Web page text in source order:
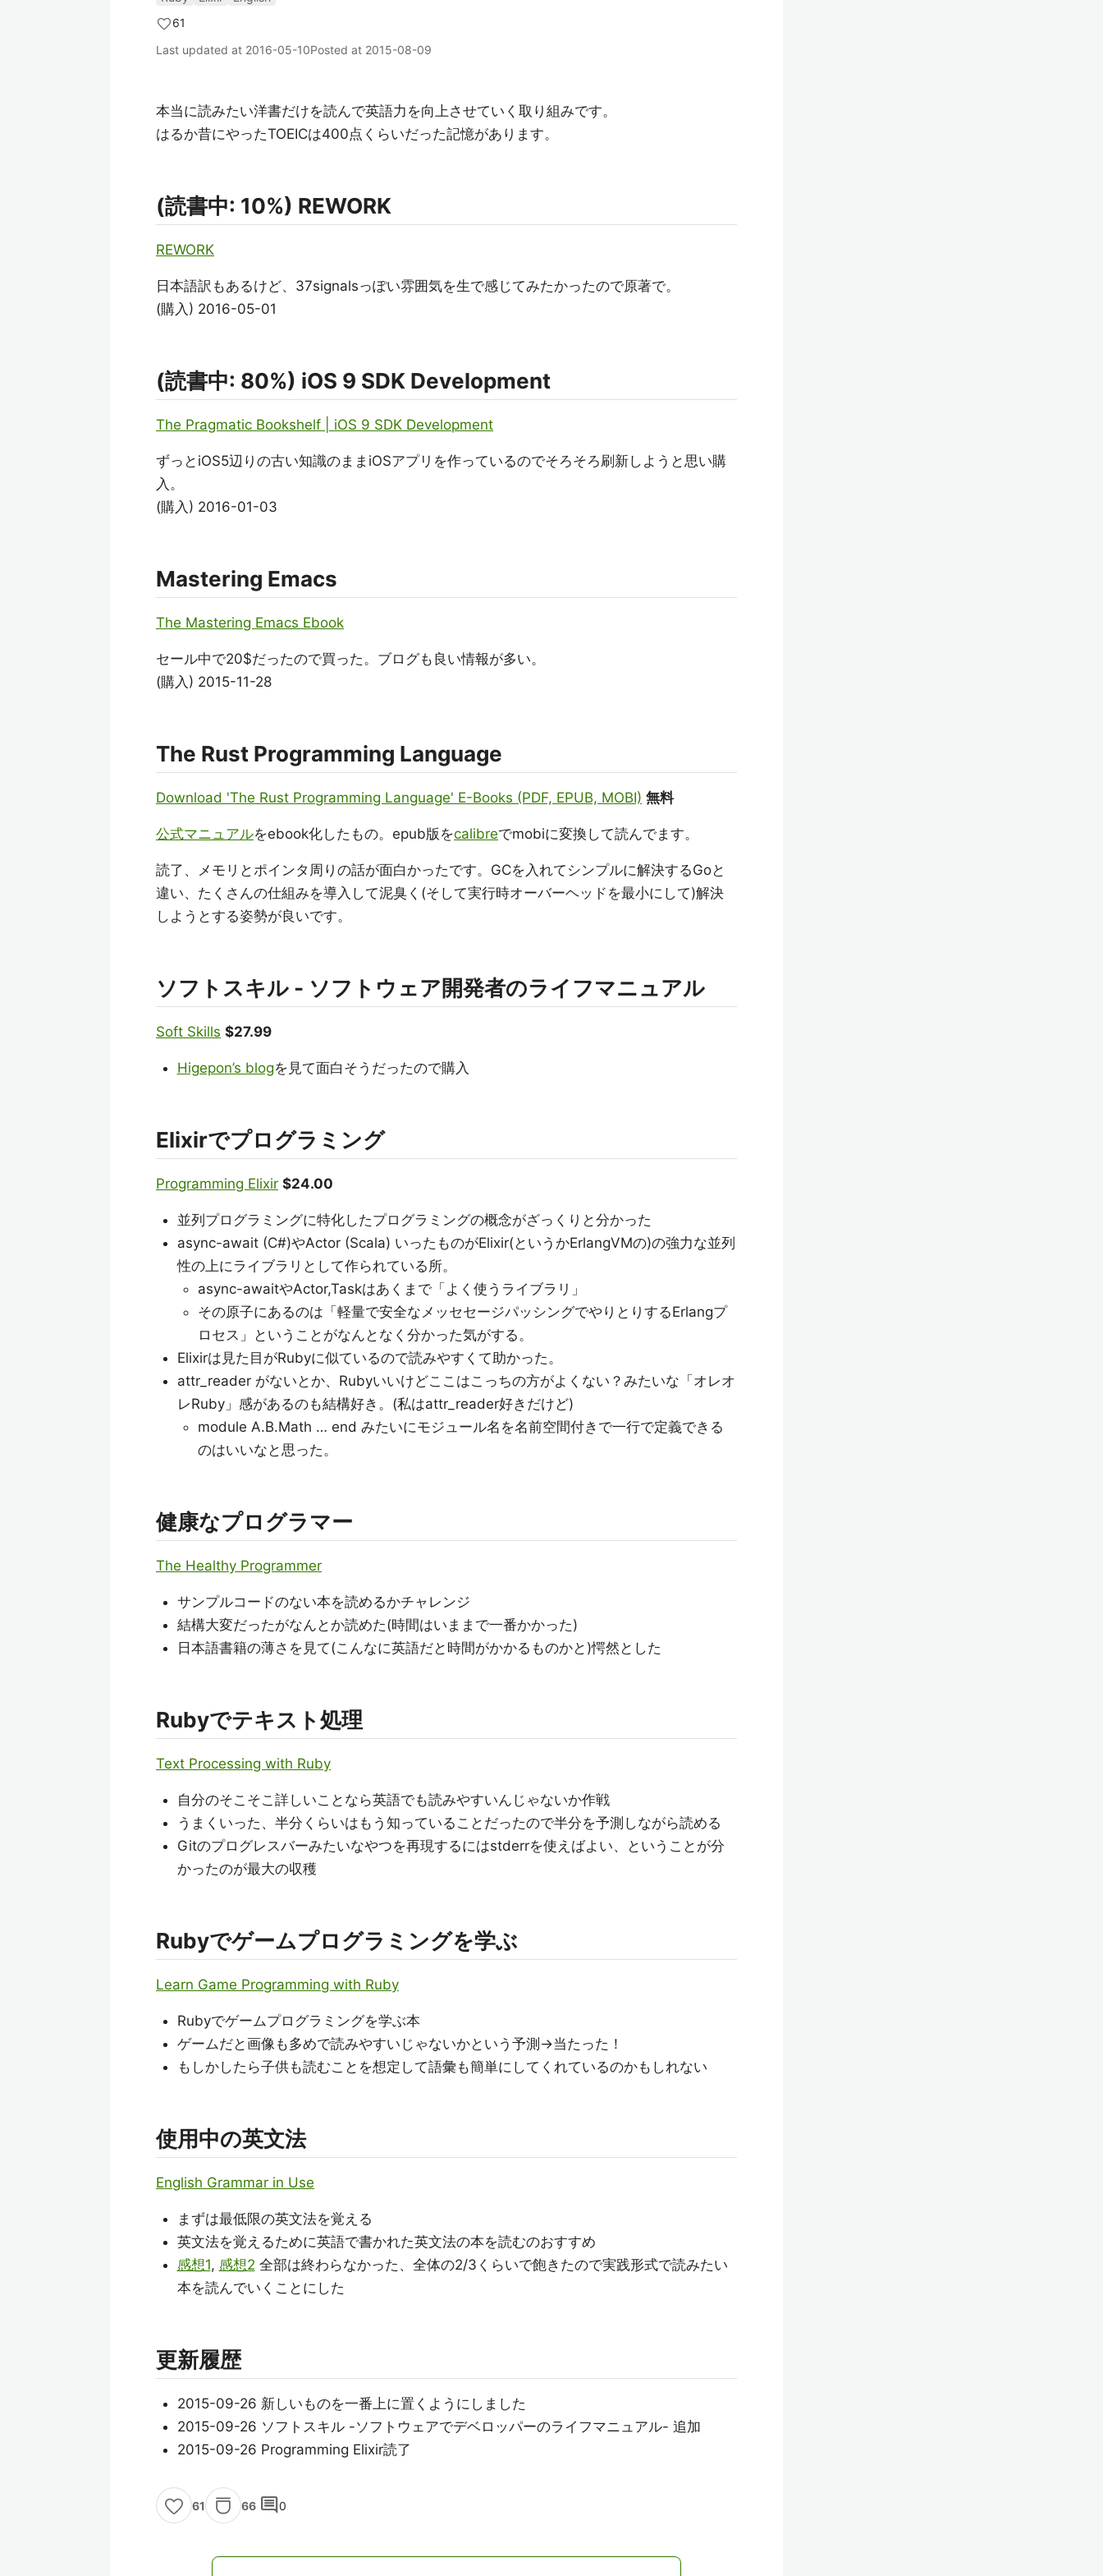
61
Last updated at 2016-05-10Posted at 2015-08-09
本当に読みたい洋書だけを読んで英語力を向上させていく取り組みです。
はるか昔にやったTOEICは400点くらいだった記憶があります。
(読書中: 10%) REWORK
REWORK
日本語訳もあるけど、37signalsっぽい雰囲気を生で感じてみたかったので原著で。
(購入) 2016-05-01
(読書中: 80%) iOS 9 SDK Development
The Pragmatic Bookshelf | iOS 9 SDK Development
ずっとiOS5辺りの古い知識のままiOSアプリを作っているのでそろそろ刷新しようと思い購
入。
(購入) 2016-01-03
Mastering Emacs
The Mastering Emacs Ebook
セール中で20$だったので買った。ブログも良い情報が多い。
(購入) 2015-11-28
The Rust Programming Language
Download 'The Rust Programming Language' E-Books (PDF, EPUB, MOBI) 無料
公式マニュアルをebook化したもの。epub版をcalibreでmobiに変換して読んでます。
読了、メモリとポインタ周りの話が面白かったです。GCを入れてシンプルに解決するGoと
違い、たくさんの仕組みを導入して泥臭く(そして実行時オーバーヘッドを最小にして)解決
しようとする姿勢が良いです。
ソフトスキル - ソフトウェア開発者のライフマニュアル
Soft Skills $27.99
Higepon’s blogを見て面白そうだったので購入
Elixirでプログラミング
Programming Elixir $24.00
並列プログラミングに特化したプログラミングの概念がざっくりと分かった
async-await (C#)やActor (Scala) いったものがElixir(というかErlangVMの)の強力な並列
性の上にライブラリとして作られている所。
async-awaitやActor,Taskはあくまで「よく使うライブラリ」
その原子にあるのは「軽量で安全なメッセセージパッシングでやりとりするErlangプ
ロセス」ということがなんとなく分かった気がする。
Elixirは見た目がRubyに似ているので読みやすくて助かった。
attr_reader がないとか、Rubyいいけどここはこっちの方がよくない？みたいな「オレオ
レRuby」感があるのも結構好き。(私はattr_reader好きだけど)
module A.B.Math … end みたいにモジュール名を名前空間付きで一行で定義できる
のはいいなと思った。
健康なプログラマー
The Healthy Programmer
サンプルコードのない本を読めるかチャレンジ
結構大変だったがなんとか読めた(時間はいままで一番かかった)
日本語書籍の薄さを見て(こんなに英語だと時間がかかるものかと)愕然とした
Rubyでテキスト処理
Text Processing with Ruby
自分のそこそこ詳しいことなら英語でも読みやすいんじゃないか作戦
うまくいった、半分くらいはもう知っていることだったので半分を予測しながら読める
Gitのプログレスバーみたいなやつを再現するにはstderrを使えばよい、ということが分
かったのが最大の収穫
Rubyでゲームプログラミングを学ぶ
Learn Game Programming with Ruby
Rubyでゲームプログラミングを学ぶ本
ゲームだと画像も多めで読みやすいじゃないかという予測→当たった！
もしかしたら子供も読むことを想定して語彙も簡単にしてくれているのかもしれない
使用中の英文法
English Grammar in Use
まずは最低限の英文法を覚える
英文法を覚えるために英語で書かれた英文法の本を読むのおすすめ
感想1, 感想2 全部は終わらなかった、全体の2/3くらいで飽きたので実践形式で読みたい
本を読んでいくことにした
更新履歴
2015-09-26 新しいものを一番上に置くようにしました
2015-09-26 ソフトスキル -ソフトウェアでデベロッパーのライフマニュアル- 追加
2015-09-26 Programming Elixir読了
61 66 comment0